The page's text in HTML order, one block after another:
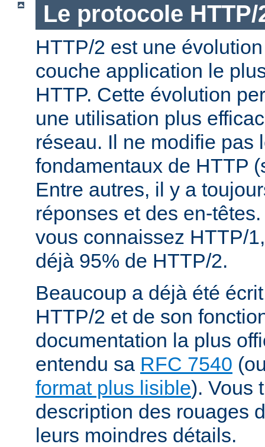
Le protocole HTTP/
HTTP/2 est une
couche application le
HTTP. Cette évolution
une utilisation plus
réseau. Il ne modifie pas
fondamentaux de HTTP
Entre autres, il y a
réponses et des en-
vous connaissez HTTP/
déjà 95% de HTTP/2.
Beaucoup a déjà été
HTTP/2 et de son
documentation la plus
entendu sa RFC 7540
format plus lisible). Vous
description des rouages
leurs moindres détails.